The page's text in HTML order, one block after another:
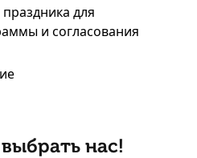
для
и согласования
нас!